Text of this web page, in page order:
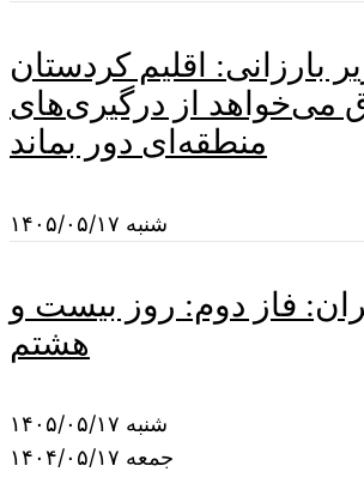
بارزانی: اقلیم کردستان
می‌خواهد از درگیری‌های
منطقه‌ای دور بماند
شنبه ۱۴۰۵/۰۵/۱۷
فاز دوم: روز بیست و
هشتم
شنبه ۱۴۰۵/۰۵/۱۷
جمعه ۱۴۰۴/۰۵/۱۷